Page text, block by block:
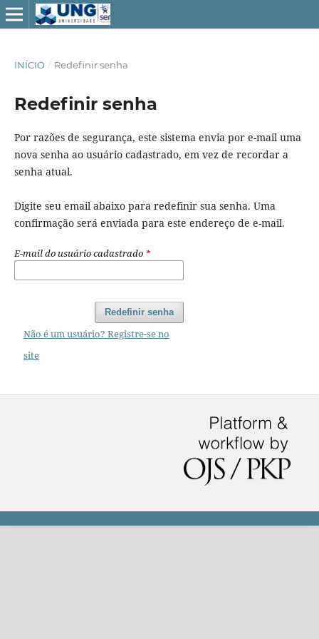
INÍCIO / Redefinir senha
Redefinir senha
Por razões de segurança, este sistema envia por e-mail uma
nova senha ao usuário cadastrado, em vez de recordar a
senha atual.
Digite seu email abaixo para redefinir sua senha. Uma
confirmação será enviada para este endereço de e-mail.
E-mail do usuário cadastrado *
Redefinir senha
Não é um usuário? Registre-se no
site